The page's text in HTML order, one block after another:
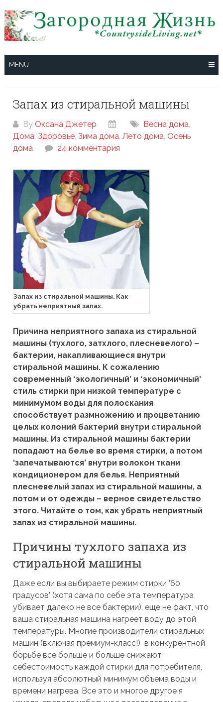
to
content
MENU
Запах из стиральной машины
By Оксана Джетер Весна дома,
Дома, Здоровье, Зима дома,Лето дома, Осень
дома
24 комментария
Запах из стиральной машины. Как
убрать неприятный запах.
Причина неприятного запаха из стиральной
машины (тухлого, затхлого, плесневелого) –
бактерии, накапливающиеся внутри
стиральной машины. К сожалению
современный ‘экологичный’ и ‘экономичный’
стиль стирки при низкой температуре с
минимумом воды для полоскания
способствует размножению и процветанию
целых колоний бактерий внутри стиральной
машины. Из стиральной машины бактерии
попадают на белье во время стирки, а потом
‘запечатываются’ внутри волокон ткани
кондиционером для белья. Неприятный
плесневелый запах из стиральной машины, а
потом и от одежды – верное свидетельство
этого. Читайте о том, как убрать неприятный
запах из стиральной машины.
Причины тухлого запаха из
стиральной машины
Даже если вы выбираете режим стирки ’60
градусов’ (хотя сама по себе эта температура
убивает далеко не все бактерии), еще не факт, что
ваша стиральная машина нагреет воду до этой
температуры. Многие производители стиральных
машин (включая премиум-класс!) в конкурентной
борьбе все больше и больше снижают
себестоимость каждой стирки для потребителя,
используя абсолютный минимум объема воды и
времени нагрева. Все это и многое другое я